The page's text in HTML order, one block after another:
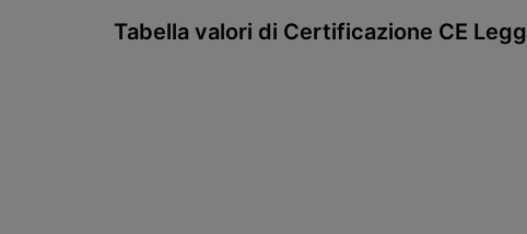
Tabella valori di Certificazione CE